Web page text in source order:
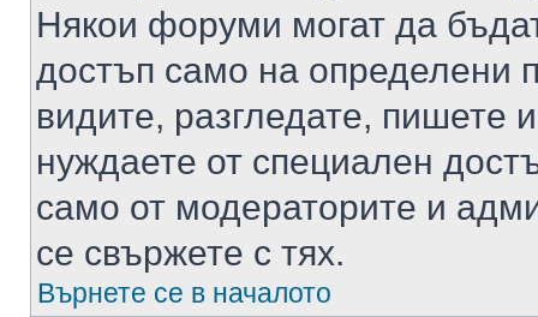
Някои форуми могат да
достъп само на определени
видите, разгледате, пишете
нуждаете от специален
само от модераторите и
се свържете с тях.
Върнете се в началото